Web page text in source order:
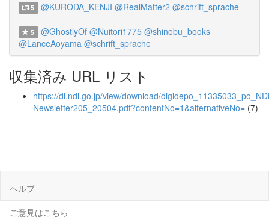
5 @KURODA_KENJI @RealMatter2 @schrift_sprache
5 @GhostlyOf @Nuitori1775 @shinobu_books
@LanceAoyama @schrift_sprache
収集済み URL リスト
https://dl.ndl.go.jp/view/download/
Newsletter205_20504.pdf?contentNo=1&alternativeNo= (7)
ヘルプ
ご意見はこちら